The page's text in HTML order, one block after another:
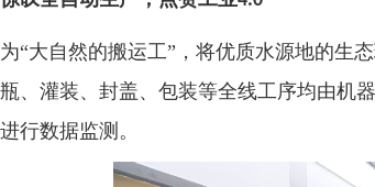
“大自然的搬运工”，将优质水源地的生
、灌装、封盖、包装等全线工序均由机
行数据监测。